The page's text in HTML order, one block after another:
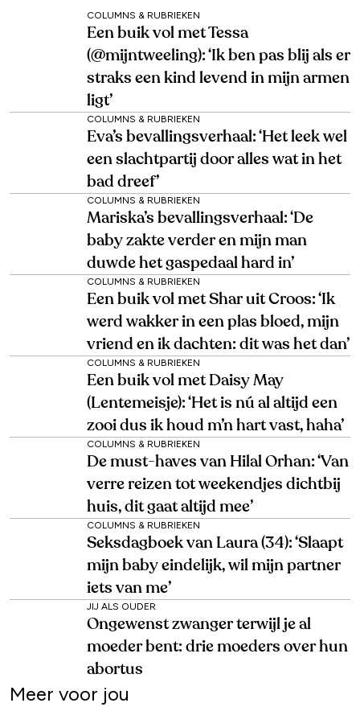
COLUMNS & RUBRIEKEN
Een buik vol met Tessa
(@mijntweeling): ‘Ik ben pas blij als er
straks een kind levend in mijn armen
ligt’
COLUMNS & RUBRIEKEN
Eva’s bevallingsverhaal: ‘Het leek wel
een slachtpartij door alles wat in het
bad dreef’
COLUMNS & RUBRIEKEN
Mariska’s bevallingsverhaal: ‘De
baby zakte verder en mijn man
duwde het gaspedaal hard in’
COLUMNS & RUBRIEKEN
Een buik vol met Shar uit Croos: ‘Ik
werd wakker in een plas bloed, mijn
vriend en ik dachten: dit was het dan’
COLUMNS & RUBRIEKEN
Een buik vol met Daisy May
(Lentemeisje): ‘Het is nú al altijd een
zooi dus ik houd m’n hart vast, haha’
COLUMNS & RUBRIEKEN
De must-haves van Hilal Orhan: ‘Van
verre reizen tot weekendjes dichtbij
huis, dit gaat altijd mee’
COLUMNS & RUBRIEKEN
Seksdagboek van Laura (34): ‘Slaapt
mijn baby eindelijk, wil mijn partner
iets van me’
JIJ ALS OUDER
Ongewenst zwanger terwijl je al
moeder bent: drie moeders over hun
abortus
Meer voor jou